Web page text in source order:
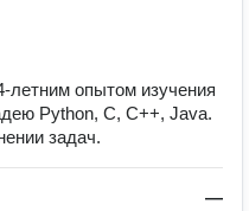
летним опытом изучения
Python, C, C++, Java.
задач.
—